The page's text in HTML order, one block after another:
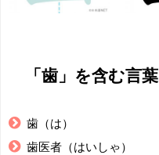
「歯」を含む言葉
歯（は）
歯医者（はいしゃ）